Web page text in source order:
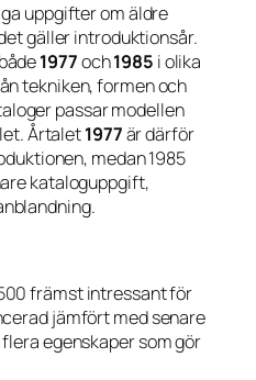
uppgifter om äldre
gäller introduktionsår.
1977och1985 i olika
tekniken, formen och
passar modellen
Årtalet1977är därför
medan 1985
kataloguppgift,
främst intressant för
jämfört med senare
egenskaper som gör